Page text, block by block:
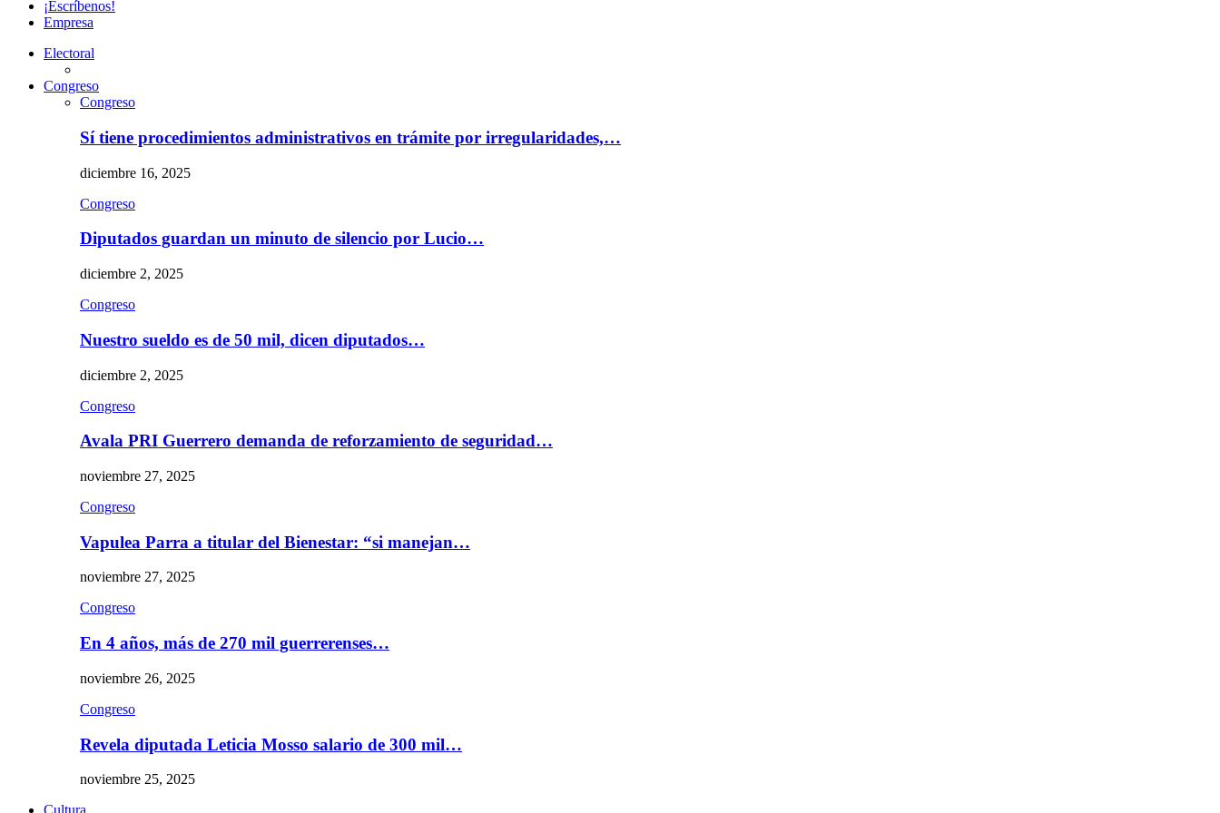
¡Escríbenos!
Empresa
Electoral
Congreso
Congreso
Sí tiene procedimientos administrativos en trámite por irregularidades,…
diciembre 16, 2025
Congreso
Diputados guardan un minuto de silencio por Lucio…
diciembre 2, 2025
Congreso
Nuestro sueldo es de 50 mil, dicen diputados…
diciembre 2, 2025
Congreso
Avala PRI Guerrero demanda de reforzamiento de seguridad…
noviembre 27, 2025
Congreso
Vapulea Parra a titular del Bienestar: “si manejan…
noviembre 27, 2025
Congreso
En 4 años, más de 270 mil guerrerenses…
noviembre 26, 2025
Congreso
Revela diputada Leticia Mosso salario de 300 mil…
noviembre 25, 2025